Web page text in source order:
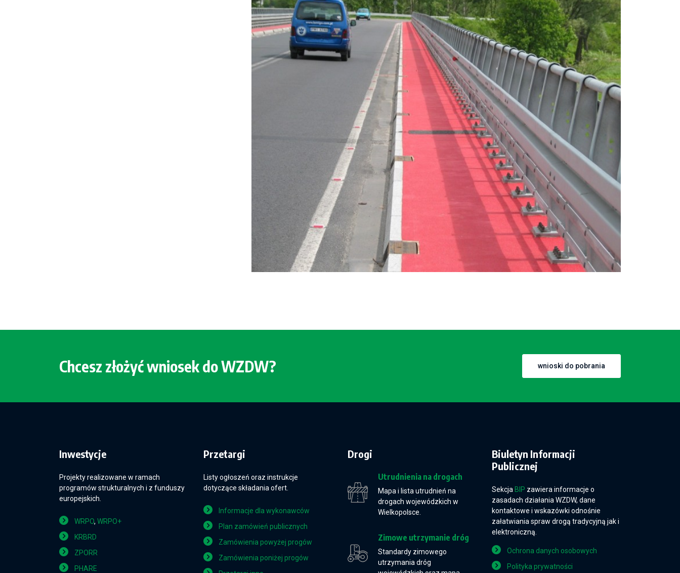
Chcesz złożyć wniosek do WZDW? wnioski do pobrania
Inwestycje
Projekty realizowane w ramach
programów strukturalnych i z funduszy
europejskich.
WRPO, WRPO+
KRBRD
ZPORR
PHARE
Przetargi
Listy ogłoszeń oraz instrukcje
dotyczące składania ofert.
Informacje dla wykonawców
Plan zamówień publicznych
Zamówienia powyżej progów
Zamówienia poniżej progów
Drogi
Utrudnienia na drogach
Mapa i lista utrudnień na
drogach wojewódzkich w
Wielkopolsce.
Zimowe utrzymanie dróg
Standardy zimowego
utrzymania dróg
Biuletyn Informacji
Publicznej
Sekcja BIP zawiera informacje o
zasadach działania WZDW, dane
kontaktowe i wskazówki odnośnie
załatwiania spraw drogą tradycyjną jak i
elektroniczną.
Ochrona danych osobowych
Polityka prywatności